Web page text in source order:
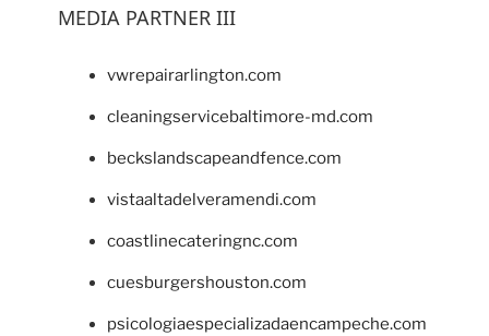
MEDIA PARTNER III
vwrepairarlington.com
cleaningservicebaltimore-md.com
beckslandscapeandfence.com
vistaaltadelveramendi.com
coastlinecateringnc.com
cuesburgershouston.com
psicologiaespecializadaencampeche.com